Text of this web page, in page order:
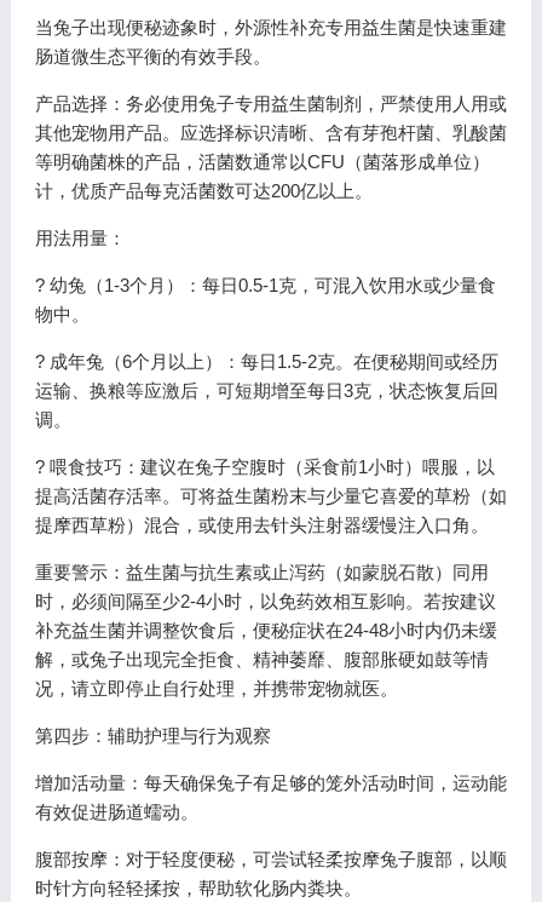
当兔子出现便秘迹象时，外源性补充专用益生菌是快速重建
肠道微生态平衡的有效手段。
产品选择：务必使用兔子专用益生菌制剂，严禁使用人用或
其他宠物用产品。应选择标识清晰、含有芽孢杆菌、乳酸菌
等明确菌株的产品，活菌数通常以CFU（菌落形成单位）
计，优质产品每克活菌数可达200亿以上。
用法用量：
? 幼兔（1-3个月）：每日0.5-1克，可混入饮用水或少量食
物中。
? 成年兔（6个月以上）：每日1.5-2克。在便秘期间或经历
运输、换粮等应激后，可短期增至每日3克，状态恢复后回
调。
? 喂食技巧：建议在兔子空腹时（采食前1小时）喂服，以
提高活菌存活率。可将益生菌粉末与少量它喜爱的草粉（如
提摩西草粉）混合，或使用去针头注射器缓慢注入口角。
重要警示：益生菌与抗生素或止泻药（如蒙脱石散）同用
时，必须间隔至少2-4小时，以免药效相互影响。若按建议
补充益生菌并调整饮食后，便秘症状在24-48小时内仍未缓
解，或兔子出现完全拒食、精神萎靡、腹部胀硬如鼓等情
况，请立即停止自行处理，并携带宠物就医。
第四步：辅助护理与行为观察
增加活动量：每天确保兔子有足够的笼外活动时间，运动能
有效促进肠道蠕动。
腹部按摩：对于轻度便秘，可尝试轻柔按摩兔子腹部，以顺
时针方向轻轻揉按，帮助软化肠内粪块。